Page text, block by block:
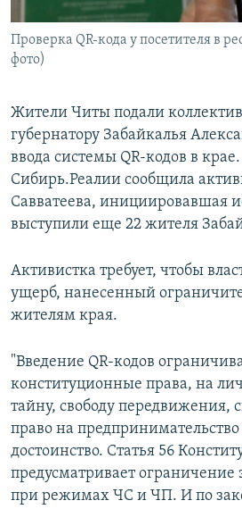
Все сайты РСЕ/РС
Проверка QR-кода у посетителя в
фото)
Жители Читы подали
губернатору Забайкалья
ввода системы QR-кодов в
Сибирь.Реалии сообщила
Савватеева, инициировавшая
выступили еще 22 жителя
Активистка требует, чтобы
ущерб, нанесенный
жителям края.
"Введение QR-кодов
конституционные права, на
тайну, свободу передвижения,
право на
достоинство. Статья 56
предусматривает ограничение
при режимах ЧС и ЧП. И по